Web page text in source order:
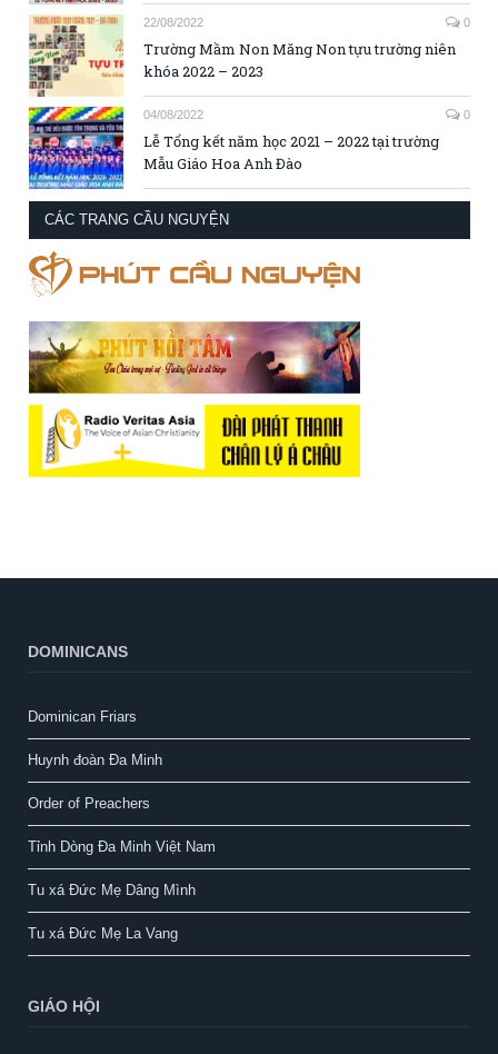
22/08/2022 0
Trường Mầm Non Măng Non tựu trường niên
khóa 2022 – 2023
04/08/2022 0
Lễ Tổng kết năm học 2021 – 2022 tại trường
Mẫu Giáo Hoa Anh Đào
CÁC TRANG CẦU NGUYỆN
DOMINICANS
Dominican Friars
Huynh đoàn Đa Minh
Order of Preachers
Tỉnh Dòng Đa Minh Việt Nam
Tu xá Đức Mẹ Dâng Mình
Tu xá Đức Mẹ La Vang
GIÁO HỘI